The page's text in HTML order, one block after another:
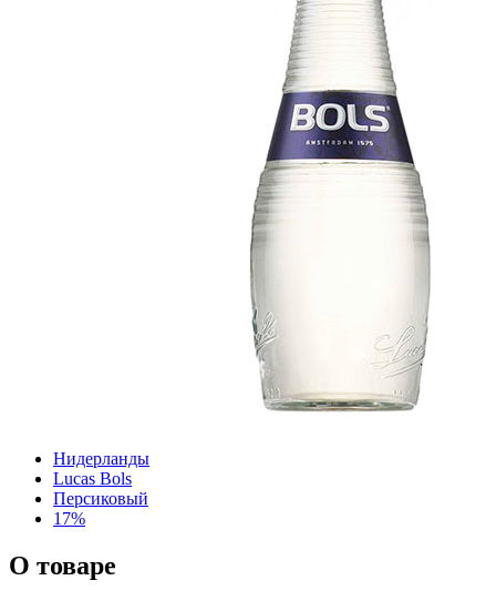
Нидерланды
Lucas Bols
Персиковый
17%
О товаре